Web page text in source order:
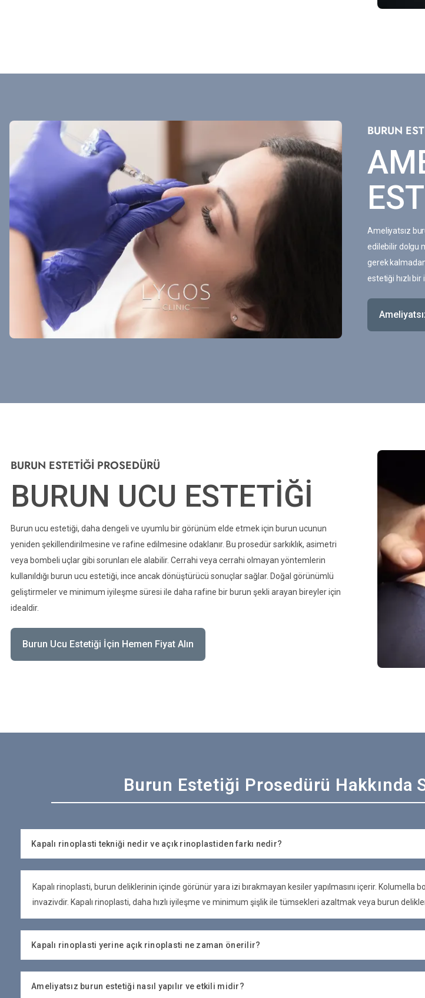
BURUN
Ameliyatsız
edilebilir dolgu
gerek
estetiği hızlı
BURUN ESTETİĞİ PROSEDÜRÜ
BURUN UCU ESTETİĞİ
Burun ucu estetiği, daha dengeli ve uyumlu bir görünüm elde etmek için burun ucunun
yeniden şekillendirilmesine ve rafine edilmesine odaklanır. Bu prosedür sarkıklık, asimetri
veya bombeli uçlar gibi sorunları ele alabilir. Cerrahi veya cerrahi olmayan yöntemlerin
kullanıldığı burun ucu estetiği, ince ancak dönüştürücü sonuçlar sağlar. Doğal görünümlü
geliştirmeler ve minimum iyileşme süresi ile daha rafine bir burun şekli arayan bireyler için
idealdir.
Burun Ucu Estetiği İçin Hemen Fiyat Alın
Burun Estetiği Prosedürü Hakkında
Kapalı rinoplasti tekniği nedir ve açık rinoplastiden farkı nedir?
Kapalı rinoplasti, burun deliklerinin içinde görünür yara izi bırakmayan kesiler yapılmasını içerir.
invazivdir. Kapalı rinoplasti, daha hızlı iyileşme ve minimum şişlik ile tümsekleri azaltmak veya burun
Kapalı rinoplasti yerine açık rinoplasti ne zaman önerilir?
Ameliyatsız burun estetiği nasıl yapılır ve etkili midir?